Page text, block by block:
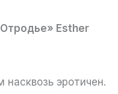
Esther
эротичен.